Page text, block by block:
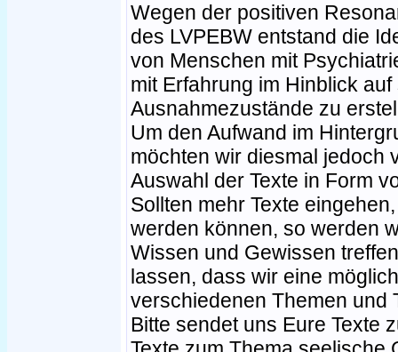
Wegen der positiven
des LVPEBW entstand die
von Menschen mit
mit Erfahrung im Hinblick
Ausnahmezustände zu
Um den Aufwand im
möchten wir diesmal jedoch
Auswahl der Texte in Form
Sollten mehr Texte
werden können, so werden
Wissen und Gewissen
lassen, dass wir eine
verschiedenen Themen und
Bitte sendet uns Eure Texte